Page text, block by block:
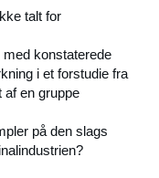
talt for
konstaterede
i et forstudie fra
af en gruppe
på den slags